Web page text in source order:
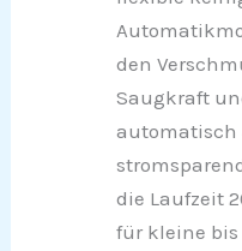
den
Saugkraft
automatisch
die Laufzeit
für kleine